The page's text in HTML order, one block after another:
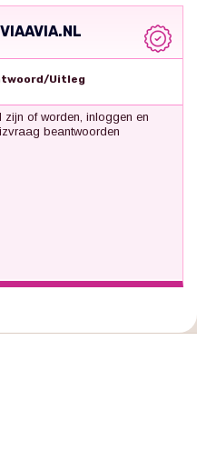
Uitleg
zijn of worden, inloggen en
beantwoorden